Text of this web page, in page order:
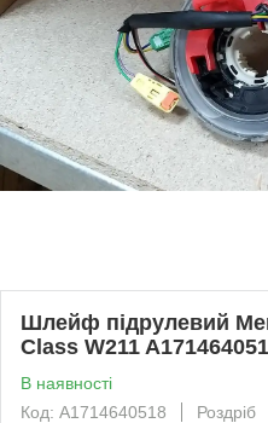
Шлейф підрулевий
Class W211
В наявності
Код: A1714640518
Роздріб